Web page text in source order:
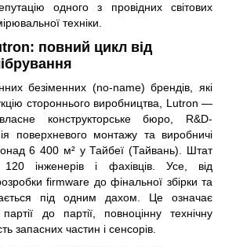
одного з провідних світових
техніки.
повний цикл від
безіменних (no-name) брендів, які
стороннього виробництва, Lutron —
конструкторське бюро, R&D-
поверхневого монтажу та виробничі
6 400 м² у Тайбеї (Тайвань). Штат
інженерів і фахівців. Усе, від
firmware до фінальної збірки та
під одним дахом. Це означає
до партії, повноцінну технічну
запасних частин і сенсорів.